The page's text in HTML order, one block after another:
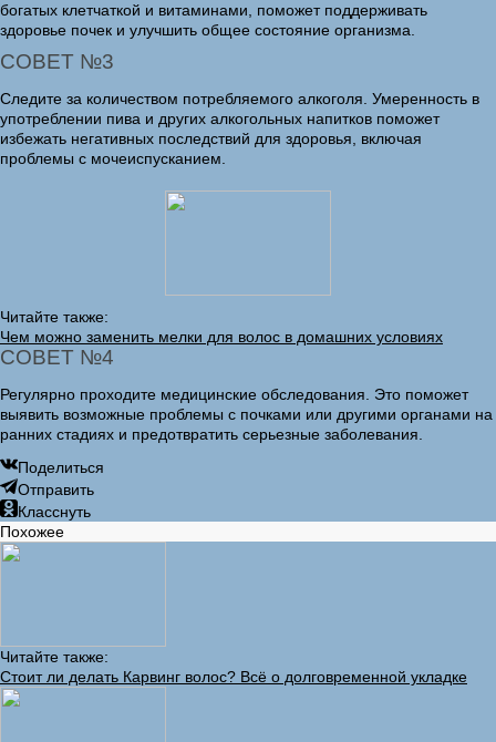
богатых клетчаткой и витаминами, поможет поддерживать
здоровье почек и улучшить общее состояние организма.
СОВЕТ №3
Следите за количеством потребляемого алкоголя. Умеренность в
употреблении пива и других алкогольных напитков поможет
избежать негативных последствий для здоровья, включая
проблемы с мочеиспусканием.
Читайте также:
Чем можно заменить мелки для волос в домашних условиях
СОВЕТ №4
Регулярно проходите медицинские обследования. Это поможет
выявить возможные проблемы с почками или другими органами на
ранних стадиях и предотвратить серьезные заболевания.
Поделиться
Отправить
Класснуть
Похожее
Читайте также:
Стоит ли делать Карвинг волос? Всё о долговременной укладке